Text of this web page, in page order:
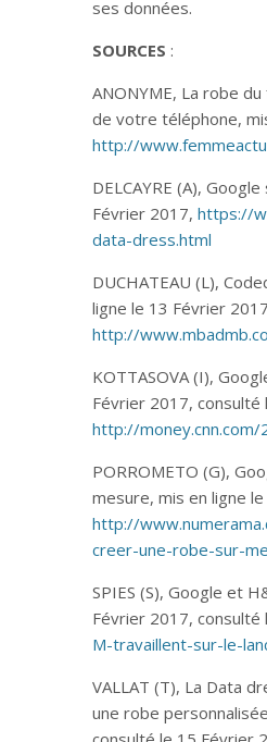
ses données.
SOURCES :
ANONYME, La robe
de votre téléphone,
http://
DELCAYRE (A),
Février 2017, https://
data-dress.html
DUCHATEAU (L),
ligne le 13 Février
http://
KOTTASOVA (I),
Février 2017,
http://
PORROMETO (G),
mesure, mis en ligne
http://
creer-une-robe-sur-
SPIES (S), Google et
Février 2017,
M-travaillent-sur-le-
VALLAT (T), La Data
une robe